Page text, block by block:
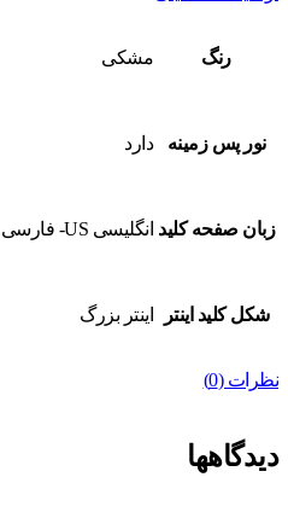
رنگ مشکی
نور پس زمینه دارد
زبان صفحه کلید انگلیسی US- فارسی
شکل کلید اینتر اینتر بزرگ
نظرات (0)
دیدگاهها